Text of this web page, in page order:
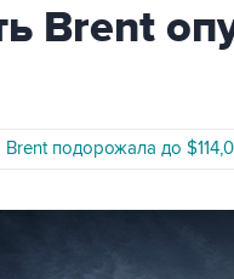
Brent
Brent подорожала до